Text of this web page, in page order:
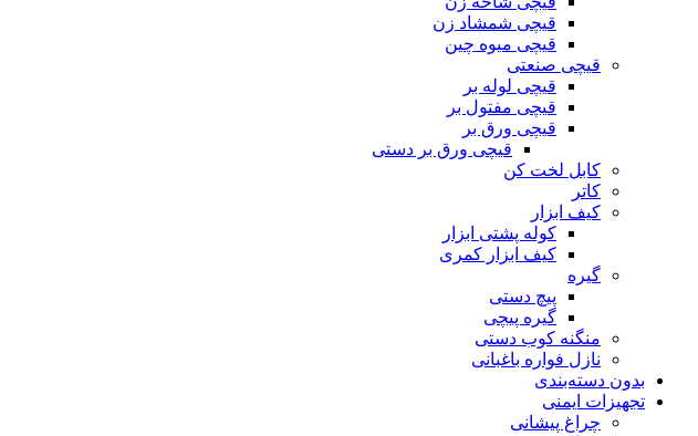
قیچی شمشاد زن
قیچی میوه چین
قیچی صنعتی
قیچی لوله بر
قیچی مفتول بر
قیچی ورق بر
قیچی ورق بر دستی
کابل لخت کن
کاتر
کیف ابزار
کوله پشتی ابزار
کیف ابزار کمری
گیره
پیچ دستی
گیره پیچی
منگنه کوب دستی
نازل فواره باغبانی
بدون دسته‌بندی
تجهیزات ایمنی
چراغ پیشانی